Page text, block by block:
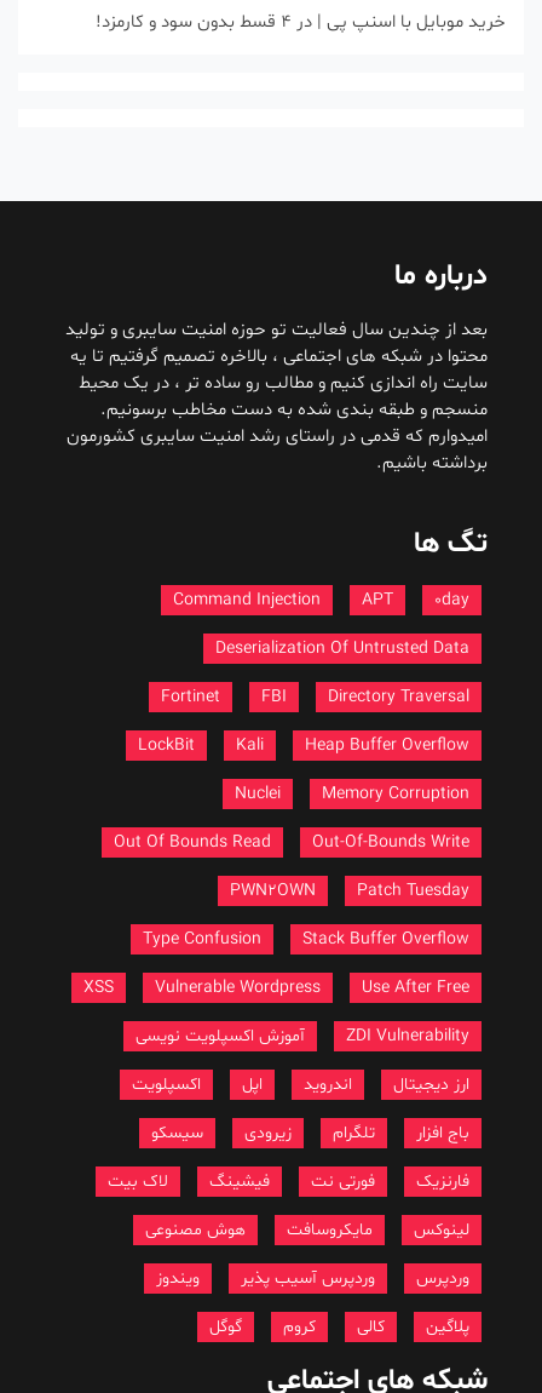
خرید موبایل با اسنپ پی | در ۴ قسط بدون سود و کارمزد!
درباره ما
بعد از چندین سال فعالیت تو حوزه امنیت سایبری و تولید
محتوا در شبکه های اجتماعی ، بالاخره تصمیم گرفتیم تا یه
سایت راه اندازی کنیم و مطالب رو ساده تر ، در یک محیط
منسجم و طبقه بندی شده به دست مخاطب برسونیم.
امیدوارم که قدمی در راستای رشد امنیت سایبری کشورمون
برداشته باشیم.
تگ ها
Command Injection
Deserialization Of Untrusted Data
Directory Traversal
Fortinet
Heap Buffer Overflow
LockBit
Memory Corruption
Nuclei
Out-Of-Bounds Write
Out Of Bounds Read
Patch Tuesday
PWN2OWN
Stack Buffer Overflow
Type Confusion
Use After Free
Vulnerable Wordpress
ZDI Vulnerability آموزش اکسپلویت نویسی
ارز دیجیتال اندروید اکسپلویت
باج افزار تلگرام زیرودی سیسکو
فارنزیک فورتی نت فیشینگ لاک بیت
لینوکس مایکروسافت هوش مصنوعی
وردپرس وردپرس آسیب پذیر ویندوز
پلاگین
شبکه های اجتماعی